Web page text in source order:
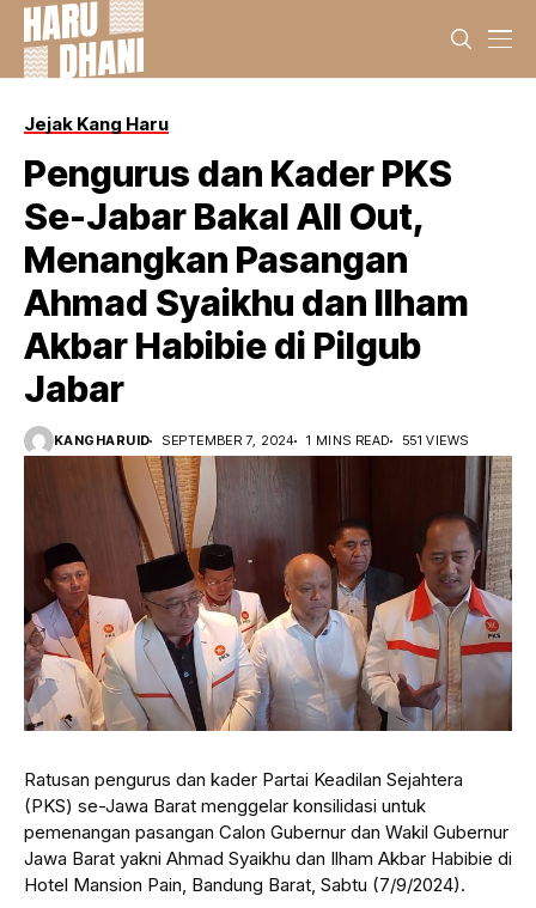
Jejak Kang Haru
Pengurus dan Kader PKS
Se-Jabar Bakal All Out,
Menangkan Pasangan
Ahmad Syaikhu dan Ilham
Akbar Habibie di Pilgub
Jabar
KANGHARUID SEPTEMBER 7, 2024 1 MINS READ 551 VIEWS
Ratusan pengurus dan kader Partai Keadilan Sejahtera
(PKS) se-Jawa Barat menggelar konsilidasi untuk
pemenangan pasangan Calon Gubernur dan Wakil Gubernur
Jawa Barat yakni Ahmad Syaikhu dan Ilham Akbar Habibie di
Hotel Mansion Pain, Bandung Barat, Sabtu (7/9/2024).